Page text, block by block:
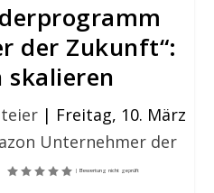
der Zukunft“:
skalieren
| Freitag, 10. März
Unternehmer der